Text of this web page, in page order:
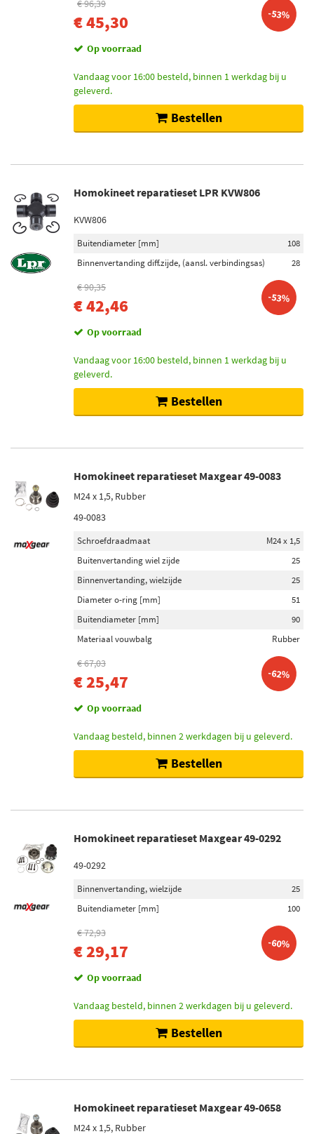
€ 96,39
€ 45,30 -53%
Op voorraad
Vandaag voor 16:00 besteld, binnen 1 werkdag bij u
geleverd.
Bestellen
Homokineet reparatieset LPR KVW806
KVW806
Buitendiameter [mm]
108
Binnenvertanding diff.zijde, (aansl. verbindingsas)
28
€ 90,35
€ 42,46 -53%
Op voorraad
Vandaag voor 16:00 besteld, binnen 1 werkdag bij u
geleverd.
Bestellen
Homokineet reparatieset Maxgear 49-0083
M24 x 1,5, Rubber
49-0083
Schroefdraadmaat
M24 x 1,5
Buitenvertanding wiel zijde
25
Binnenvertanding, wielzijde
25
Diameter o-ring [mm]
51
Buitendiameter [mm]
90
Materiaal vouwbalg
Rubber
€ 67,03
€ 25,47 -62%
Op voorraad
Vandaag besteld, binnen 2 werkdagen bij u geleverd.
Bestellen
Homokineet reparatieset Maxgear 49-0292
49-0292
Binnenvertanding, wielzijde
25
Buitendiameter [mm]
100
€ 72,93
€ 29,17 -60%
Op voorraad
Vandaag besteld, binnen 2 werkdagen bij u geleverd.
Bestellen
Homokineet reparatieset Maxgear 49-0658
M24 x 1,5, Rubber